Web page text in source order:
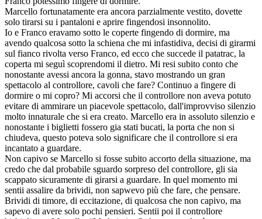
Marcello fortunatamente era ancora parzialmente vestito, dovette
solo tirarsi su i pantaloni e aprire fingendosi insonnolito.
Io e Franco eravamo sotto le coperte fingendo di dormire, ma
avendo qualcosa sotto la schiena che mi infastidiva, decisi di girarmi
sul fianco rivolta verso Franco, ed ecco che succede il patatrac, la
coperta mi seguì scoprendomi il dietro. Mi resi subito conto che
nonostante avessi ancora la gonna, stavo mostrando un gran
spettacolo al controllore, cavoli che fare? Continuo a fingere di
dormire o mi copro? Mi accorsi che il controllore non aveva potuto
evitare di ammirare un piacevole spettacolo, dall'improvviso silenzio
molto innaturale che si era creato. Marcello era in assoluto silenzio e
nonostante i biglietti fossero gia stati bucati, la porta che non si
chiudeva, questo poteva solo significare che il controllore si era
incantato a guardare.
Non capivo se Marcello si fosse subito accorto della situazione, ma
credo che dal probabile sguardo sorpreso del controllore, gli sia
scappato sicuramente di girarsi a guardare. In quel momento mi
sentii assalire da brividi, non sapwevo più che fare, che pensare.
Brividi di timore, di eccitazione, di qualcosa che non capivo, ma
sapevo di avere solo pochi pensieri. Sentii poi il controllore